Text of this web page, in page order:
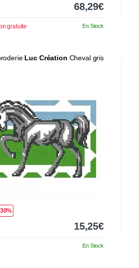
68,29€
gratuite En Stock
Luc Création Cheval gris
15,25€
En Stock